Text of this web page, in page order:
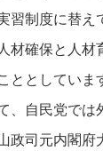
習制度に替え
材確保と人材
ととしていま
、自民党では
政司元内閣府